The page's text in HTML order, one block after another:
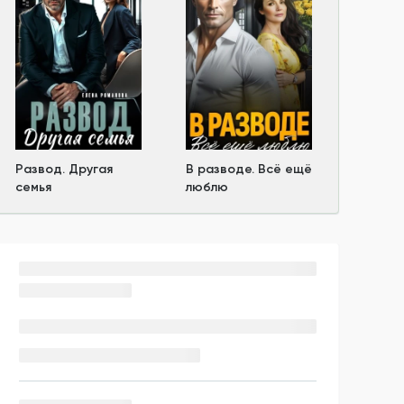
Развод. Другая
семья
В разводе. Всё ещё
люблю